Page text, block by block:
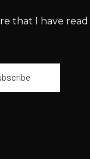
that I have